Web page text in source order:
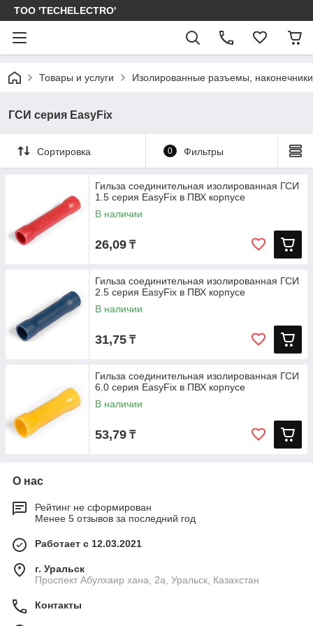
ТОО 'TECHELECTRO'
Товары и услуги Изолированные разъемы,
ГСИ серия EasyFix
Сортировка 0 Фильтры
Гильза соединительная изолированная ГСИ
1.5 серия EasyFix в ПВХ корпусе
В наличии
26,09 ₸
Гильза соединительная изолированная ГСИ
2.5 серия EasyFix в ПВХ корпусе
В наличии
31,75 ₸
Гильза соединительная изолированная ГСИ
6.0 серия EasyFix в ПВХ корпусе
В наличии
53,79 ₸
О нас
Рейтинг не сформирован
Менее 5 отзывов за последний год
Работает с 12.03.2021
г. Уральск
Проспект Абулхаир хана, 2а, Уральск, Казахстан
Контакты